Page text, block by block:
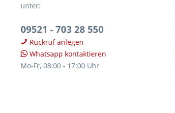
unter:
09521 - 703 28 550
Rückruf anlegen
Whatsapp kontaktieren
Mo-Fr, 08:00 - 17:00 Uhr